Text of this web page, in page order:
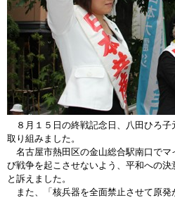
８月１５日の終戦記念日、八田ひろ子
取り組みました。
名古屋市熱田区の金山総合駅南口でマ
び戦争を起こさせないよう、平和への
と訴えました。
また、「核兵器を全面禁止させて原発